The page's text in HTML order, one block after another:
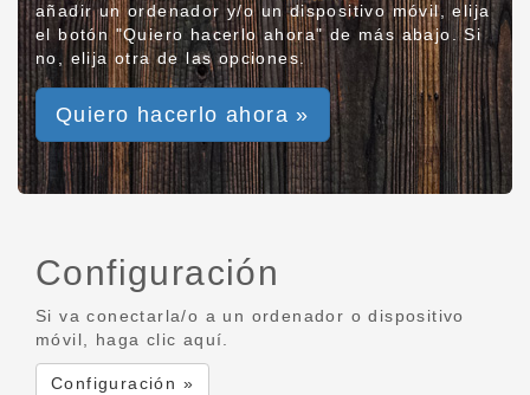
añadir un ordenador y/o un dispositivo móvil, elija
el botón "Quiero hacerlo ahora" de más abajo. Si
no, elija otra de las opciones.
Quiero hacerlo ahora »
Configuración
Si va conectarla/o a un ordenador o dispositivo
móvil, haga clic aquí.
Configuración »